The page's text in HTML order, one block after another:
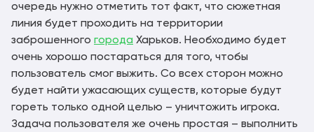
очередь нужно отметить тот факт, что сюжетная
линия будет проходить на территории
заброшенного города Харьков. Необходимо будет
очень хорошо постараться для того, чтобы
пользователь смог выжить. Со всех сторон можно
будет найти ужасающих существ, которые будут
гореть только одной целью – уничтожить игрока.
Задача пользователя же очень простая – выполнить